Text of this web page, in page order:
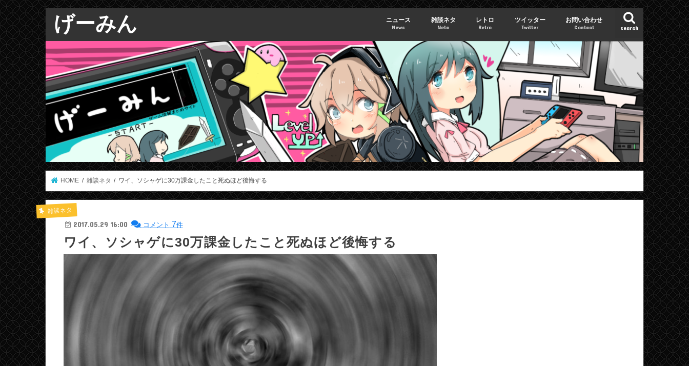
げーみん search
ニュース
News
雑談ネタ
Neta
レトロ
Retro
ツイッター
Twitter
お問い合わせ
Contact
HOME 雑談ネタ ワイ、ソシャゲに30万課金したこと死ぬほど後悔する
雑談ネタ
2017.05.29 16:00 コメント 7件
ワイ、ソシャゲに30万課金したこと死ぬほど後悔する